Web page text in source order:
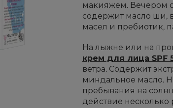
макияжем. Вечером
содержит масло ши,
масел и пребиотик,
На лыжне или на
крем для лица SPF
ветра. Содержит
миндальное масло.
пребывания на
действие несколько